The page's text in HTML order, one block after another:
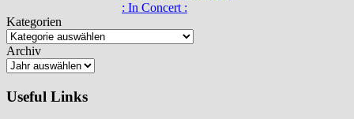
: In Concert :
Kategorien
Archiv
Useful Links